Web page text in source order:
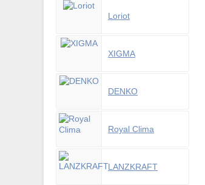
Loriot
XIGMA
DENKO
Royal Clima
LANZKRAFT